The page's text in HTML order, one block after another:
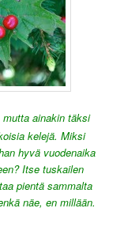
ainakin täksi
kelejä. Miksi
hyvä vuodenaika
Itse tuskailen
pientä sammalta
näe, en millään.